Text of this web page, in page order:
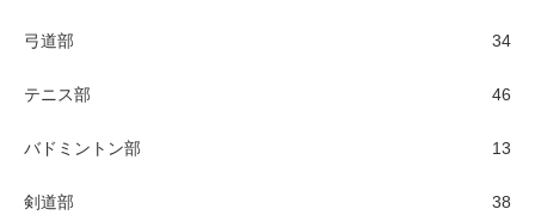
弓道部 34
テニス部 46
バドミントン部 13
剣道部 38